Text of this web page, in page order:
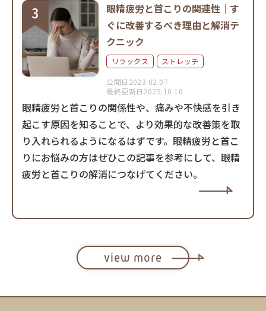
眼精疲労と首こりの関連性｜す
ぐに改善するべき理由と解消テ
クニック
リラックス ストレッチ
公開日2023.02.07
最終更新日2025.10.10
眼精疲労と首こりの関係性や、痛みや不快感を引き
起こす原因を知ることで、より効果的な改善策を取
り入れられるようになるはずです。眼精疲労と首こ
りにお悩みの方はぜひこの記事を参考にして、眼精
疲労と首こりの解消につなげてください。
view more